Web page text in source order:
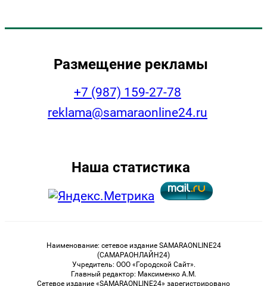
Размещение рекламы
+7 (987) 159-27-78
reklama@samaraonline24.ru
Наша статистика
Наименование: сетевое издание SAMARAONLINE24
(САМАРАОНЛАЙН24)
Учредитель: ООО «Городской Сайт».
Главный редактор: Максименко А.М.
Сетевое издание «SAMARAONLINE24» зарегистрировано